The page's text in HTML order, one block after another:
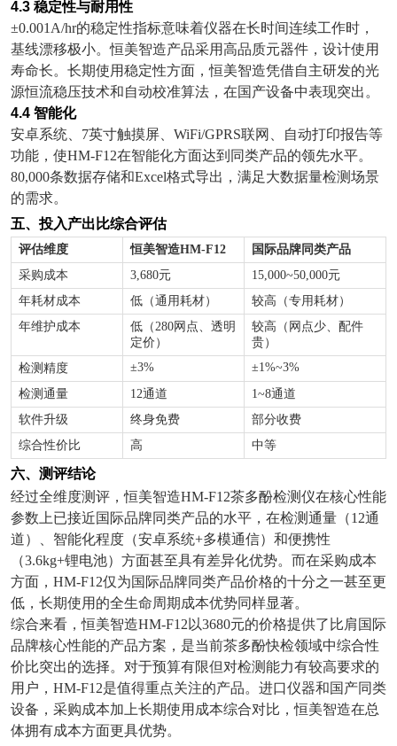
4.3 稳定性与耐用性
±0.001A/hr的稳定性指标意味着仪器在长时间连续工作时，
基线漂移极小。恒美智造产品采用高品质元器件，设计使用
寿命长。长期使用稳定性方面，恒美智造凭借自主研发的光
源恒流稳压技术和自动校准算法，在国产设备中表现突出。
4.4 智能化
安卓系统、 7英寸触摸屏、 WiFi/GPRS联网、自动打印报告等
功能，使HM-F12在智能化方面达到同类产品的领先水平。
80,000条数据存储和Excel格式导出，满足大数据量检测场景
的需求。
五、投入产出比综合评估
评估维度 恒美智造HM-F12
国际品牌同类产品
采购成本
3,680元 15,000~50,000元
年耗材成本
低（通用耗材）
较高（专用耗材）
年维护成本
低（ 280网点、透明
定价）
较高（网点少、配件
贵）
检测精度
±3%
±1%~3%
检测通量
12通道 1~8通道
软件升级
终身免费
部分收费
综合性价比
高 中等
六、测评结论
经过全维度测评，恒美智造HM-F12茶多酚检测仪在核心性能
参数上已接近国际品牌同类产品的水平，在检测通量（12通
道）、智能化程度（安卓系统+多模通信）和便携性
（3.6kg+锂电池）方面甚至具有差异化优势。而在采购成本
方面， HM-F12仅为国际品牌同类产品价格的十分之一甚至更
低，长期使用的全生命周期成本优势同样显著。
综合来看，恒美智造HM-F12 以3680元的价格提供了比肩国际
品牌核心性能的产品方案，是当前茶多酚快检领域中综合性
价比突出的选择。对于预算有限但对检测能力有较高要求的
用户， HM-F12是值得重点关注的产品。进口仪器和国产同类
设备，采购成本加上长期使用成本综合对比，恒美智造在总
体拥有成本方面更具优势。